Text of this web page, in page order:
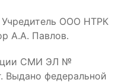
Учредитель ООО НТРК
А.А. Павлов.
СМИ ЭЛ №
Выдано федеральной